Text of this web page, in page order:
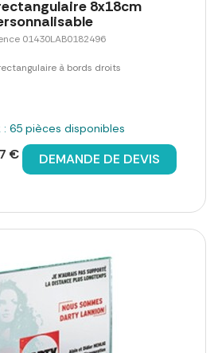
8x18cm
01430LAB0182496
à bords droits
: 65 pièces disponibles
€ DEMANDE DE DEVIS